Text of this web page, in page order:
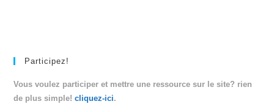
Participez!
Vous voulez participer et mettre une ressource sur le site? rien
de plus simple!cliquez-ici.